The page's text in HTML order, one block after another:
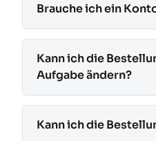
Brauche ich ein
Kann ich die
Aufgabe ändern?
Kann ich die